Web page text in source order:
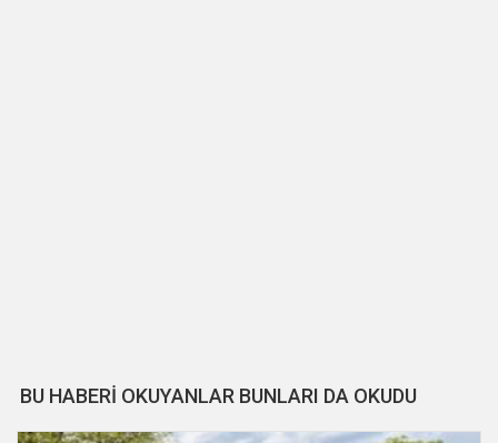
BU HABERİ OKUYANLAR BUNLARI DA OKUDU